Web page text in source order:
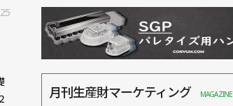
月刊生産財マーケティング MAGAZINE